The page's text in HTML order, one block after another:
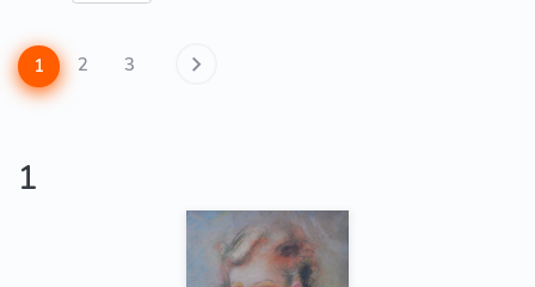
1 2 3
1